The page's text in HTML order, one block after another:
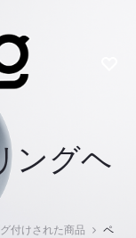
ングヘ
付けされた商品
ペ